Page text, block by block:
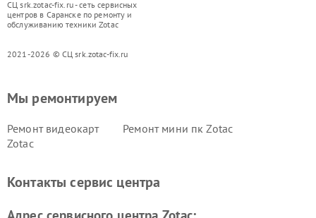
СЦ srk.zotac-fix.ru - сеть сервисных
центров в Саранске по ремонту и
обслуживанию техники Zotac
2021-2026 © СЦ srk.zotac-fix.ru
Мы ремонтируем
Ремонт видеокарт
Zotac
Ремонт мини пк Zotac
Контакты сервис центра